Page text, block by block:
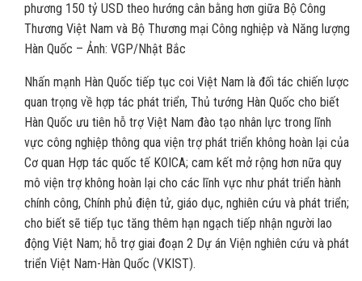
phương 150 tỷ USD theo hướng cân bằng hơn giữa Bộ Công
Thương Việt Nam và Bộ Thương mại Công nghiệp và Năng lượng
Hàn Quốc – Ảnh: VGP/Nhật Bắc
Nhấn mạnh Hàn Quốc tiếp tục coi Việt Nam là đối tác chiến lược
quan trọng về hợp tác phát triển, Thủ tướng Hàn Quốc cho biết
Hàn Quốc ưu tiên hỗ trợ Việt Nam đào tạo nhân lực trong lĩnh
vực công nghiệp thông qua viện trợ phát triển không hoàn lại của
Cơ quan Hợp tác quốc tế KOICA; cam kết mở rộng hơn nữa quy
mô viện trợ không hoàn lại cho các lĩnh vực như phát triển hành
chính công, Chính phủ điện tử, giáo dục, nghiên cứu và phát triển;
cho biết sẽ tiếp tục tăng thêm hạn ngạch tiếp nhận người lao
động Việt Nam; hỗ trợ giai đoạn 2 Dự án Viện nghiên cứu và phát
triển Việt Nam-Hàn Quốc (VKIST).